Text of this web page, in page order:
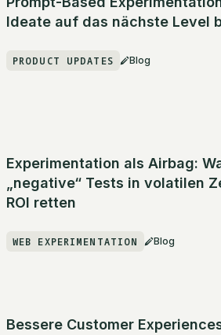
Ideate auf das nächste Level
PRODUCT UPDATES Blog
Experimentation als Airbag:
„negative“ Tests in volatilen
ROI retten
WEB EXPERIMENTATION Blog
Bessere Customer